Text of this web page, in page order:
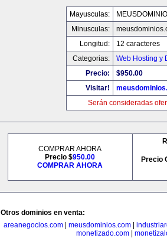
Mayusculas:
Minusculas:
Longitud:
12 caracteres
Categorias:
Web Hosting y
Precio:
$950.00
Visitar!
Serán consideradas
COMPRAR AHORA
Precio $950.00
COMPRAR AHORA
Precio
Otros dominios en venta:
areanegocios.com
meusdominios.com
monetizado.com|